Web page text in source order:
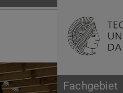
Fachgebiet